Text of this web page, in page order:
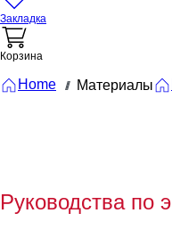
Закладка
Корзина
Home /// Материалы
Руководства по